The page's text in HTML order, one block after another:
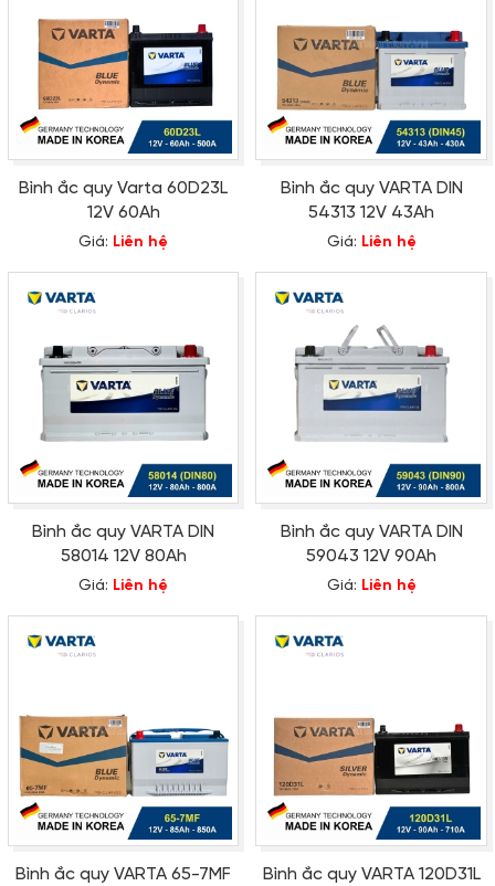
Bình ắc quy Varta 60D23L
12V 60Ah
Giá: Liên hệ
Bình ắc quy VARTA DIN
54313 12V 43Ah
Giá: Liên hệ
Bình ắc quy VARTA DIN
58014 12V 80Ah
Giá: Liên hệ
Bình ắc quy VARTA DIN
59043 12V 90Ah
Giá: Liên hệ
Bình ắc quy VARTA 65-7MF
Bình ắc quy VARTA 120D31L